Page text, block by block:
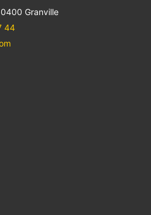
Granville
44